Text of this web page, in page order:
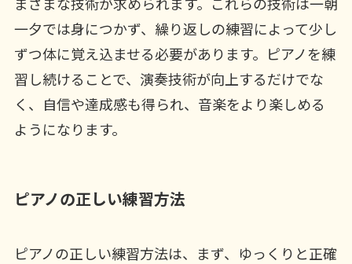
一夕では身につかず、繰り返しの練習によって少し
ずつ体に覚え込ませる必要があります。ピアノを練
習し続けることで、演奏技術が向上するだけでな
く、自信や達成感も得られ、音楽をより楽しめる
ようになります。
ピアノの正しい練習方法
ピアノの正しい練習方法は、まず、ゆっくりと正確